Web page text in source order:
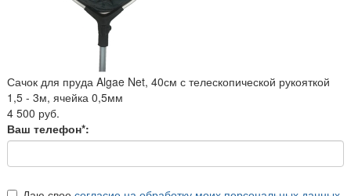
Сачок для пруда Algae Net, 40см с телескопической рукояткой
1,5 - 3м, ячейка 0,5мм
4 500 руб.
Ваш телефон*: